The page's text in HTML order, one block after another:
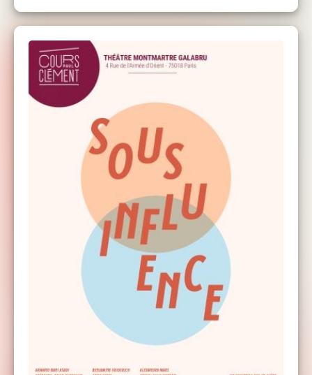
Le Cours Clément, cours de théâtre pour tous
les niveaux (débutant à avancé) et toutes les
envies (Théâtre, Cinéma, Impro, StandUp,
Comédie Musicale ...). Plusieurs lieux dans
Paris et cours d'essai gratuit à la rentrée !
Cours Clément